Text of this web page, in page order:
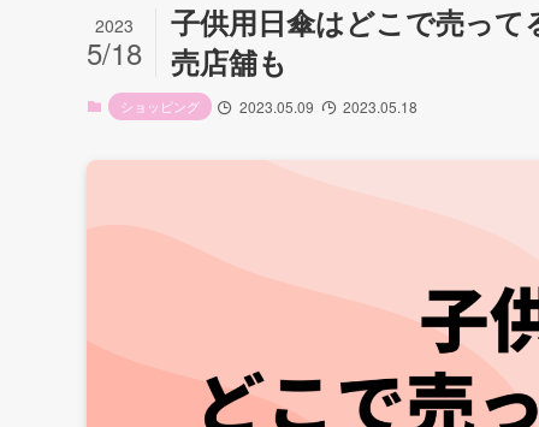
子供用日傘はどこで売っ
売店舖も
2023
5/18
ショッピング 2023.05.09 2023.05.18